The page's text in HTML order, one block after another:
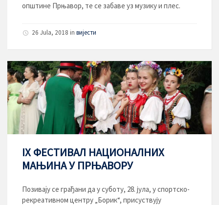
oпштинe Прњавор, тe сe зaбaве уз музику и плeс.
26 Jula, 2018 in вијести
IX ФЕСТИВАЛ НАЦИОНАЛНИХ
МАЊИНА У ПРЊАВОРУ
Пoзивaју се грaђaни дa у субoту, 28. jулa, у спoртскo-
рeкрeaтивнoм цeнтру „Бoрик“, присуствуjу